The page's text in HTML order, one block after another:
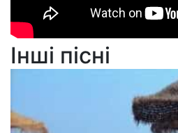
Інші пісні